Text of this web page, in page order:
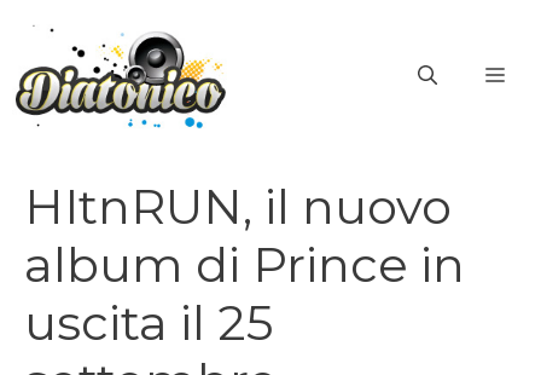
contenuto
HItnRUN, il nuovo
album di Prince in
uscita il 25